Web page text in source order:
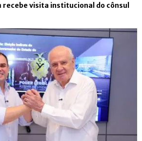
recebe visita institucional do cônsul